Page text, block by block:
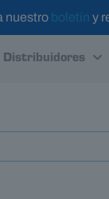
nuestro boletín y
Distribuidores